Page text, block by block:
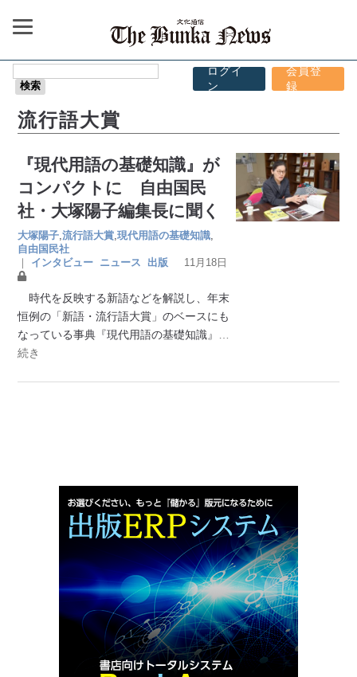
ログイ
ン
会員登
録
流行語大賞
『現代用語の基礎知識』が
コンパクトに 自由国民
社・大塚陽子編集長に聞く
大塚陽子 ,流行語大賞 ,現代用語の基礎知識
自由国民社
｜
インタビュー ニュース 出版 11月18日
時代を反映する新語などを解説し、年末
恒例の「新語・流行語大賞」のベースにも
なっている事典『現代用語の基礎知識』
続き